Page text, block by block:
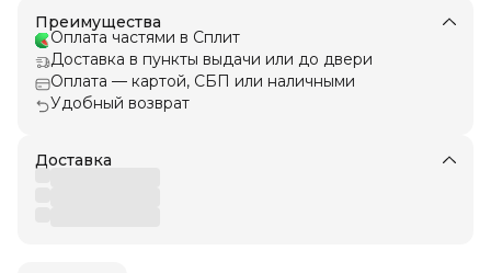
Преимущества
Оплата частями в Сплит
Доставка в пункты выдачи или до двери
Оплата — картой, СБП или наличными
Удобный возврат
Доставка